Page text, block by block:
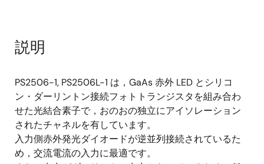
説明
PS2506-1, PS2506L-1 は，GaAs 赤外 LED とシリコ
ン・ダーリントン接続フォトトランジスタを組み合わ
せた光結合素子で，おのおの独立にアイソレーション
されたチャネルを有しています。
入力側赤外発光ダイオードが逆並列接続されているた
め，交流電流の入力に最適です。